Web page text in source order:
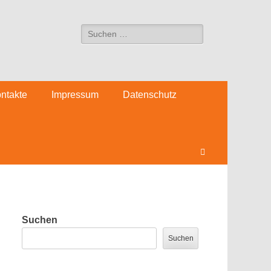
Suchen
nach:
Impressum Datenschutz
Suchen
Suchen